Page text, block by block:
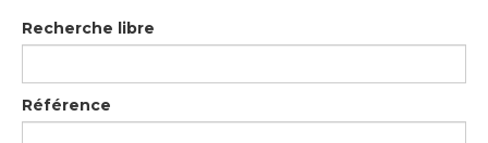
Recherche libre
Référence